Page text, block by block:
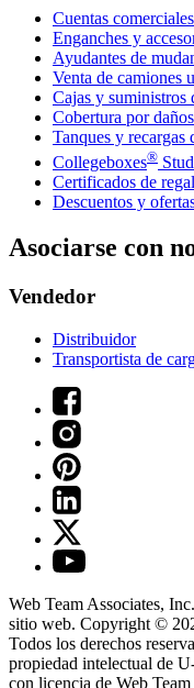
Cuentas comerciales
Enganches y
Ayudantes de
Venta de camiones
Cajas y suministros
Cobertura por daños
Tanques y recargas
Collegeboxes®
Certificados de
Descuentos y
Asociarse con
Vendedor
Distribuidor
Transportista de
Web Team Associates,
sitio web. Copyright ©
Todos los derechos
propiedad intelectual de
con licencia de Web